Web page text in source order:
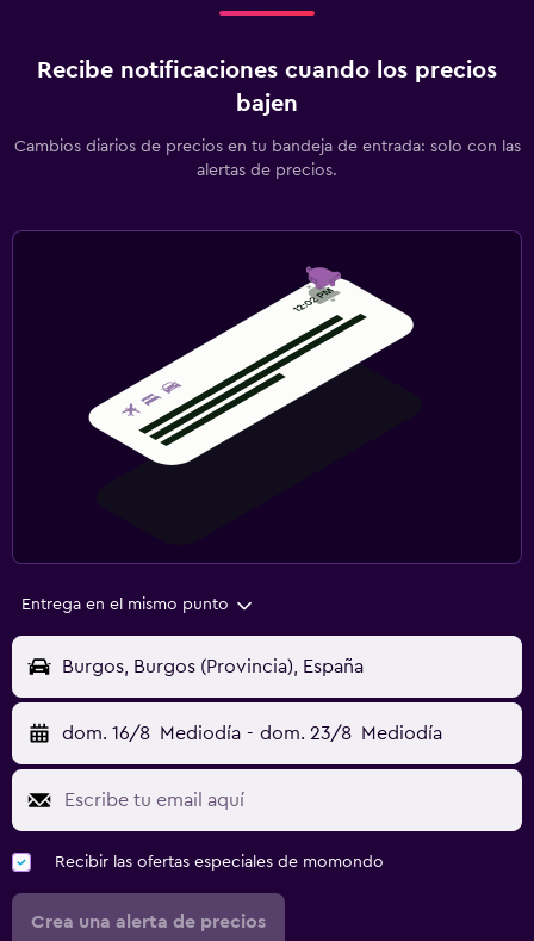
Recibe notificaciones cuando los precios
bajen
Cambios diarios de precios en tu bandeja de entrada: solo con las
alertas de precios.
Entrega en el mismo punto
Burgos, Burgos (Provincia), España
dom. 16/8 Mediodía - dom. 23/8 Mediodía
Recibir las ofertas especiales de momondo
Crea una alerta de precios